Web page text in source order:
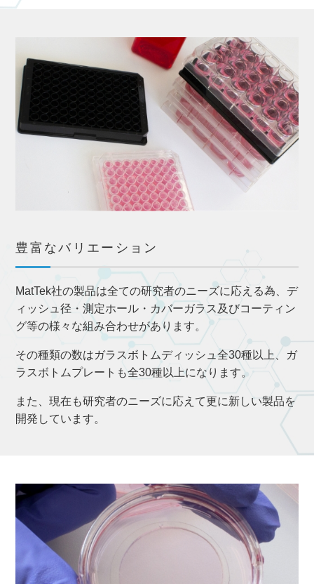
豊富なバリエーション
MatTek社の製品は全ての研究者のニーズに応える為、デ
ィッシュ径・測定ホール・カバーガラス及びコーティン
グ等の様々な組み合わせがあります。
その種類の数はガラスボトムディッシュ全30種以上、ガ
ラスボトムプレートも全30種以上になります。
また、現在も研究者のニーズに応えて更に新しい製品を
開発しています。